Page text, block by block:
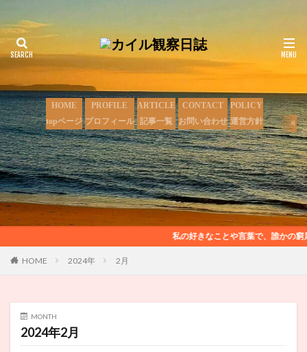
HOME
topページ
PROFILE
プロフィール
ARTICLE
記事一覧
CONTACT
お問い合わせ
POLICY
運営方針
私の好きなことや言葉で、誰かの窮
HOME 2024年 2月
MONTH
2024年2月